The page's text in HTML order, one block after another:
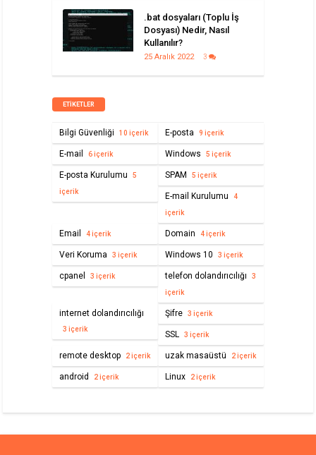
.bat dosyaları (Toplu İş
Dosyası) Nedir, Nasıl
Kullanılır?
25 Aralık 2022 3
ETIKETLER
Bilgi Güvenliği 10 içerik E-posta 9 içerik
E-mail 6 içerik Windows 5 içerik
E-posta Kurulumu 5
içerik
SPAM 5 içerik
E-mail Kurulumu 4
içerik
Email 4 içerik Domain 4 içerik
Veri Koruma 3 içerik Windows 10 3 içerik
cpanel 3 içerik telefon dolandırıcılığı 3
içerik
internet dolandırıcılığı
3 içerik
Şifre 3 içerik
SSL 3 içerik
remote desktop 2 içerik uzak masaüstü 2 içerik
android 2 içerik Linux 2 içerik